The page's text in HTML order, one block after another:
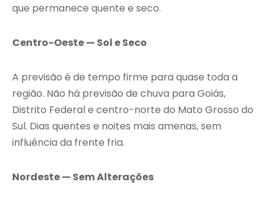
que permanece quente e seco.
Centro-Oeste — Sol e Seco
A previsão é de tempo firme para quase toda a
região. Não há previsão de chuva para Goiás,
Distrito Federal e centro-norte do Mato Grosso do
Sul. Dias quentes e noites mais amenas, sem
influência da frente fria.
Nordeste — Sem Alterações